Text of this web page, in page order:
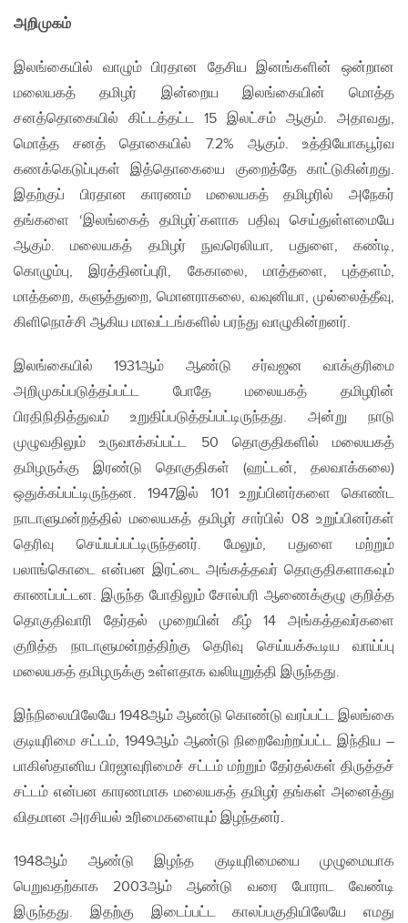
அறிமுகம்
இலங்கையில் வாழும் பிரதான தேசிய இனங்களின் ஒன்றான
மலையகத் தமிழர் இன்றைய இலங்கையின் மொத்த
சனத்தொகையில் கிட்டத்தட்ட 15 இலட்சம் ஆகும். அதாவது,
மொத்த சனத் தொகையில் 7.2% ஆகும். உத்தியோகபூர்வ
கணக்கெடுப்புகள் இத்தொகையை குறைத்தே காட்டுகின்றது.
இதற்குப் பிரதான காரணம் மலையகத் தமிழரில் அநேகர்
தங்களை ‘இலங்கைத் தமிழர்’களாக பதிவு செய்துள்ளமையே
ஆகும். மலையகத் தமிழர் நுவரெலியா, பதுளை, கண்டி,
கொழும்பு, இரத்தினப்புரி, கேகாலை, மாத்தளை, புத்தளம்,
மாத்தறை, களுத்துறை, மொனராகலை, வவுனியா, முல்லைத்தீவு,
கிளிநொச்சி ஆகிய மாவட்டங்களில் பரந்து வாழுகின்றனர்.
இலங்கையில் 1931ஆம் ஆண்டு சர்வஜன வாக்குரிமை
அறிமுகப்படுத்தப்பட்ட போதே மலையகத் தமிழரின்
பிரதிநிதித்துவம் உறுதிப்படுத்தப்பட்டிருந்தது. அன்று நாடு
முழுவதிலும் உருவாக்கப்பட்ட 50 தொகுதிகளில் மலையகத்
தமிழருக்கு இரண்டு தொகுதிகள் (ஹட்டன், தலவாக்கலை)
ஒதுக்கப்பட்டிருந்தன. 1947இல் 101 உறுப்பினர்களை கொண்ட
நாடாளுமன்றத்தில் மலையகத் தமிழர் சார்பில் 08 உறுப்பினர்கள்
தெரிவு செய்யப்பட்டிருந்தனர். மேலும், பதுளை மற்றும்
பலாங்கொடை என்பன இரட்டை அங்கத்தவர் தொகுதிகளாகவும்
காணப்பட்டன. இருந்த போதிலும் சோல்பரி ஆணைக்குழு குறித்த
தொகுதிவாரி தேர்தல் முறையின் கீழ் 14 அங்கத்தவர்களை
குறித்த நாடாளுமன்றத்திற்கு தெரிவு செய்யக்கூடிய வாய்ப்பு
மலையகத் தமிழருக்கு உள்ளதாக வலியுறுத்தி இருந்தது.
இந்நிலையிலேயே 1948ஆம் ஆண்டு கொண்டு வரப்பட்ட இலங்கை
குடியுரிமை சட்டம், 1949ஆம் ஆண்டு நிறைவேற்றப்பட்ட இந்திய –
பாகிஸ்தானிய பிரஜாவுரிமைச் சட்டம் மற்றும் தேர்தல்கள் திருத்தச்
சட்டம் என்பன காரணமாக மலையகத் தமிழர் தங்கள் அனைத்து
விதமான அரசியல் உரிமைகளையும் இழந்தனர்.
1948ஆம் ஆண்டு இழந்த குடியுரிமையை முழுமையாக
பெறுவதற்காக 2003ஆம் ஆண்டு வரை போராட வேண்டி
இருந்தது. இதற்கு இடைப்பட்ட காலப்பகுதியிலேயே எமது